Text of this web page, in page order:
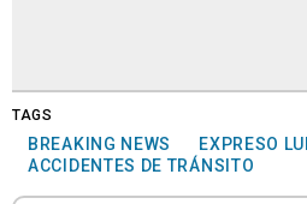
TAGS
BREAKING NEWS
EXPRESO
ACCIDENTES DE TRÁNSITO